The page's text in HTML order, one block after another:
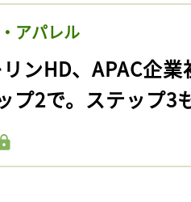
アパレル
リンHD、APAC企
プ2で。ステップ3